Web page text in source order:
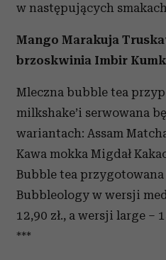
w następujących
Mango Marakuja
brzoskwinia Imbir
Mleczna bubble tea
milkshake’i serwowana
wariantach: Assam
Kawa mokka Migdał
Bubble tea
Bubbleology w wersji
12,90 zł., a wersji large –
***